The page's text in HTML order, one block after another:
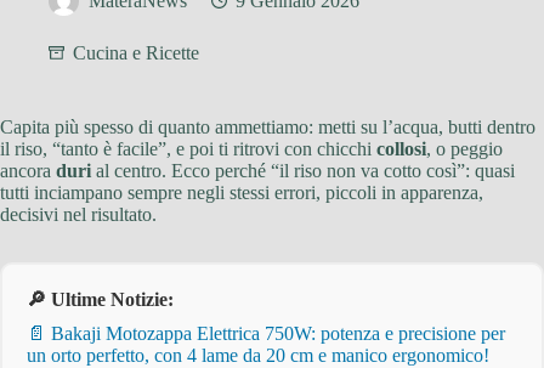
Cucina e Ricette
Capita più spesso di quanto ammettiamo: metti su l’acqua, butti dentro
il riso, “tanto è facile”, e poi ti ritrovi con chicchi collosi, o peggio
ancora duri al centro. Ecco perché “il riso non va cotto così”: quasi
tutti inciampano sempre negli stessi errori, piccoli in apparenza,
decisivi nel risultato.
🔎 Ultime Notizie:
📄 Bakaji Motozappa Elettrica 750W: potenza e precisione per
un orto perfetto, con 4 lame da 20 cm e manico ergonomico!